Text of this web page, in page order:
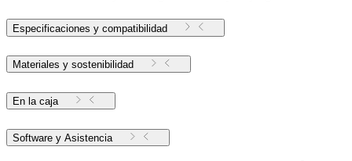
Especificaciones y compatibilidad
Materiales y sostenibilidad
En la caja
Software y Asistencia